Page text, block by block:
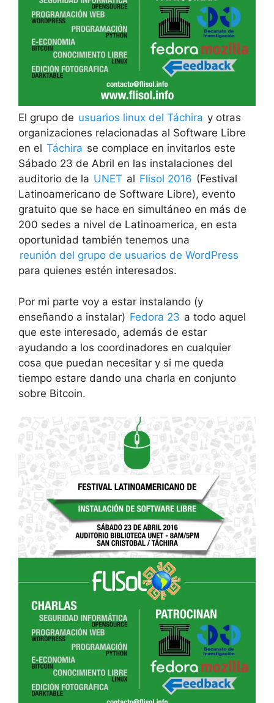
El grupo de usuarios linux del Táchira y otras
organizaciones relacionadas al Software Libre
en el Táchira se complace en invitarlos este
Sábado 23 de Abril en las instalaciones del
auditorio de la UNET al Flisol 2016 (Festival
Latinoamericano de Software Libre), evento
gratuito que se hace en simultáneo en más de
200 sedes a nivel de Latinoamerica, en esta
oportunidad también tenemos una
reunión del grupo de usuarios de WordPress
para quienes estén interesados.
Por mi parte voy a estar instalando (y
enseñando a instalar) Fedora 23 a todo aquel
que este interesado, además de estar
ayudando a los coordinadores en cualquier
cosa que puedan necesitar y si me queda
tiempo estare dando una charla en conjunto
sobre Bitcoin.